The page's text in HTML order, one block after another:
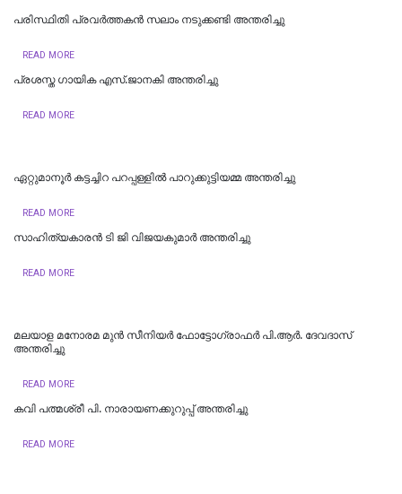
പരിസ്ഥിതി പ്രവർത്തകൻ സലാം നടുക്കണ്ടി അന്തരിച്ചു
READ MORE
പ്രശസ്ത ഗായിക എസ്.ജാനകി അന്തരിച്ചു
READ MORE
ഏറ്റുമാനൂർ കട്ടച്ചിറ പറപ്പള്ളിൽ പാറുക്കുട്ടിയമ്മ അന്തരിച്ചു
READ MORE
സാഹിത്യകാരൻ ടി ജി വിജയകുമാർ അന്തരിച്ചു
READ MORE
മലയാള മനോരമ മുൻ സീനിയർ ഫോട്ടോഗ്രാഫർ പി.ആർ. ദേവദാസ്
അന്തരിച്ചു
READ MORE
കവി പത്മശ്രീ പി. നാരായണക്കുറുപ്പ് അന്തരിച്ചു
READ MORE